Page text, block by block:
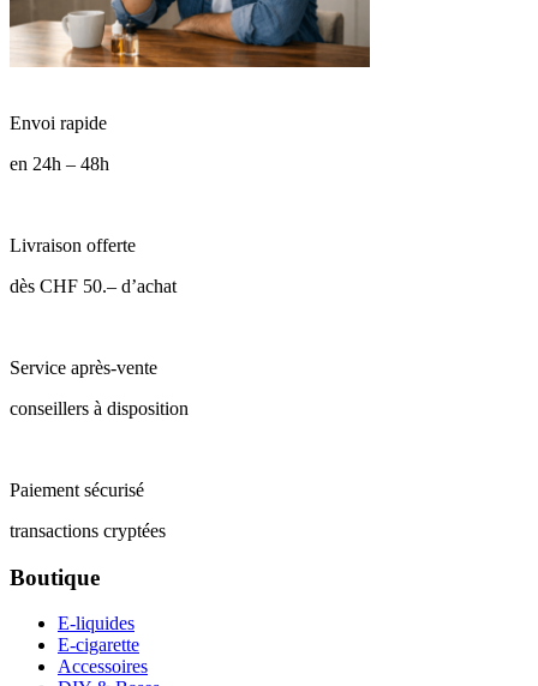
Envoi rapide
en 24h – 48h
Livraison offerte
dès CHF 50.– d’achat
Service après-vente
conseillers à disposition
Paiement sécurisé
transactions cryptées
Boutique
E-liquides
E-cigarette
Accessoires